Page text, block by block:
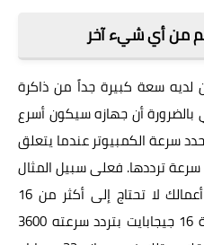
من أي شيء آخر
سعة كبيرة جداً من ذاكرة
أن جهازه سيكون أسرع
سرعة الكمبيوتر عندما يتعلق
سرعة ترددها. فعلى سبيل المثال
من الممكن أن تكون متطلبات أعمالك لا تحتاج إلى أكثر من 16
جيجابايت ولديك بالفعل رام بسعة 16 جيجابايت بتردد سرعته 3600